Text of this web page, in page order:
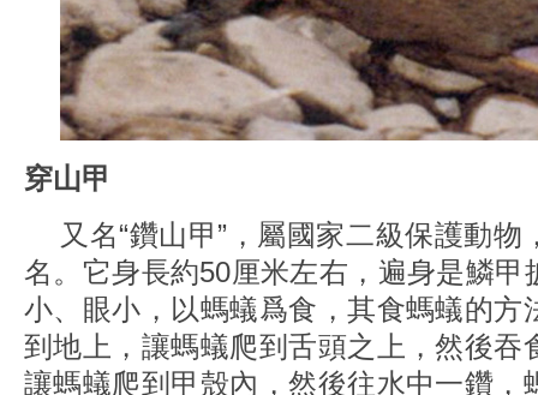
穿山甲
又名“鑽山甲”，屬國家二級保護動物
名。它身長約50厘米左右，遍身是鱗甲
小、眼小，以螞蟻爲食，其食螞蟻的方
到地上，讓螞蟻爬到舌頭之上，然後吞
讓螞蟻爬到甲殼內，然後往水中一鑽，